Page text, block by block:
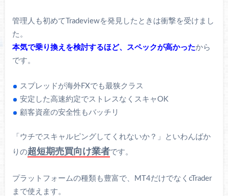
管理人も初めてTradeviewを発見したときは衝撃を受けまし
た。
本気で乗り換えを検討するほど、スペックが高かったから
です。
スプレッドが海外FXでも最狭クラス
安定した高速約定でストレスなくスキャOK
顧客資産の安全性もバッチリ
「ウチでスキャルピングしてくれないか？」といわんばか
りの超短期売買向け業者です。
プラットフォームの種類も豊富で、MT4だけでなくcTrader
まで使えます。